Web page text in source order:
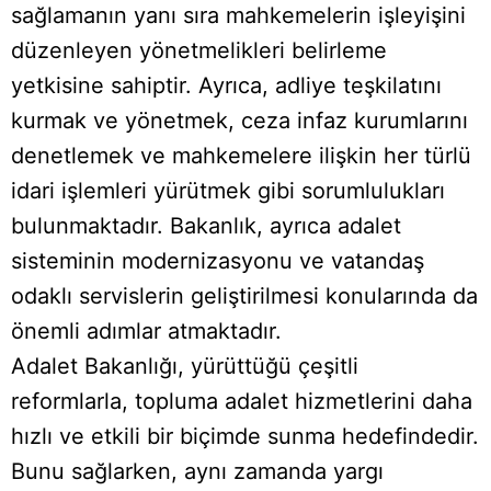
sağlamanın yanı sıra mahkemelerin işleyişini
düzenleyen yönetmelikleri belirleme
yetkisine sahiptir. Ayrıca, adliye teşkilatını
kurmak ve yönetmek, ceza infaz kurumlarını
denetlemek ve mahkemelere ilişkin her türlü
idari işlemleri yürütmek gibi sorumlulukları
bulunmaktadır. Bakanlık, ayrıca adalet
sisteminin modernizasyonu ve vatandaş
odaklı servislerin geliştirilmesi konularında da
önemli adımlar atmaktadır.
Adalet Bakanlığı, yürüttüğü çeşitli
reformlarla, topluma adalet hizmetlerini daha
hızlı ve etkili bir biçimde sunma hedefindedir.
Bunu sağlarken, aynı zamanda yargı